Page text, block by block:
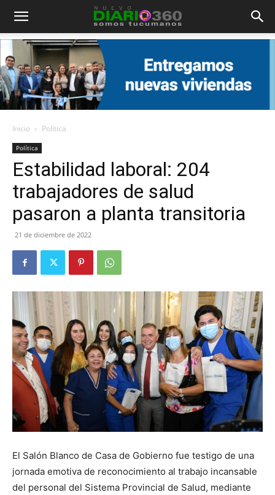
Diario
360
Inicio Política
Política
Estabilidad laboral: 204
trabajadores de salud
pasaron a planta transitoria
21 de diciembre de 2022
El Salón Blanco de Casa de Gobierno fue testigo de una
jornada emotiva de reconocimiento al trabajo incansable
del personal del Sistema Provincial de Salud, mediante